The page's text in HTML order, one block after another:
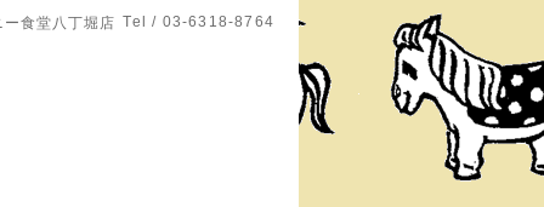
食堂八丁堀店 Tel / 03-6318-8764